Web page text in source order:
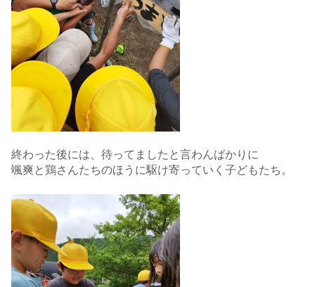
終わった後には、待ってましたと言わんばかりに
颯爽と鶏さんたちのほうに駆け寄っていく子どもたち。